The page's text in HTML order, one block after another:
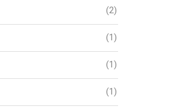
(2)
(1)
(1)
(1)